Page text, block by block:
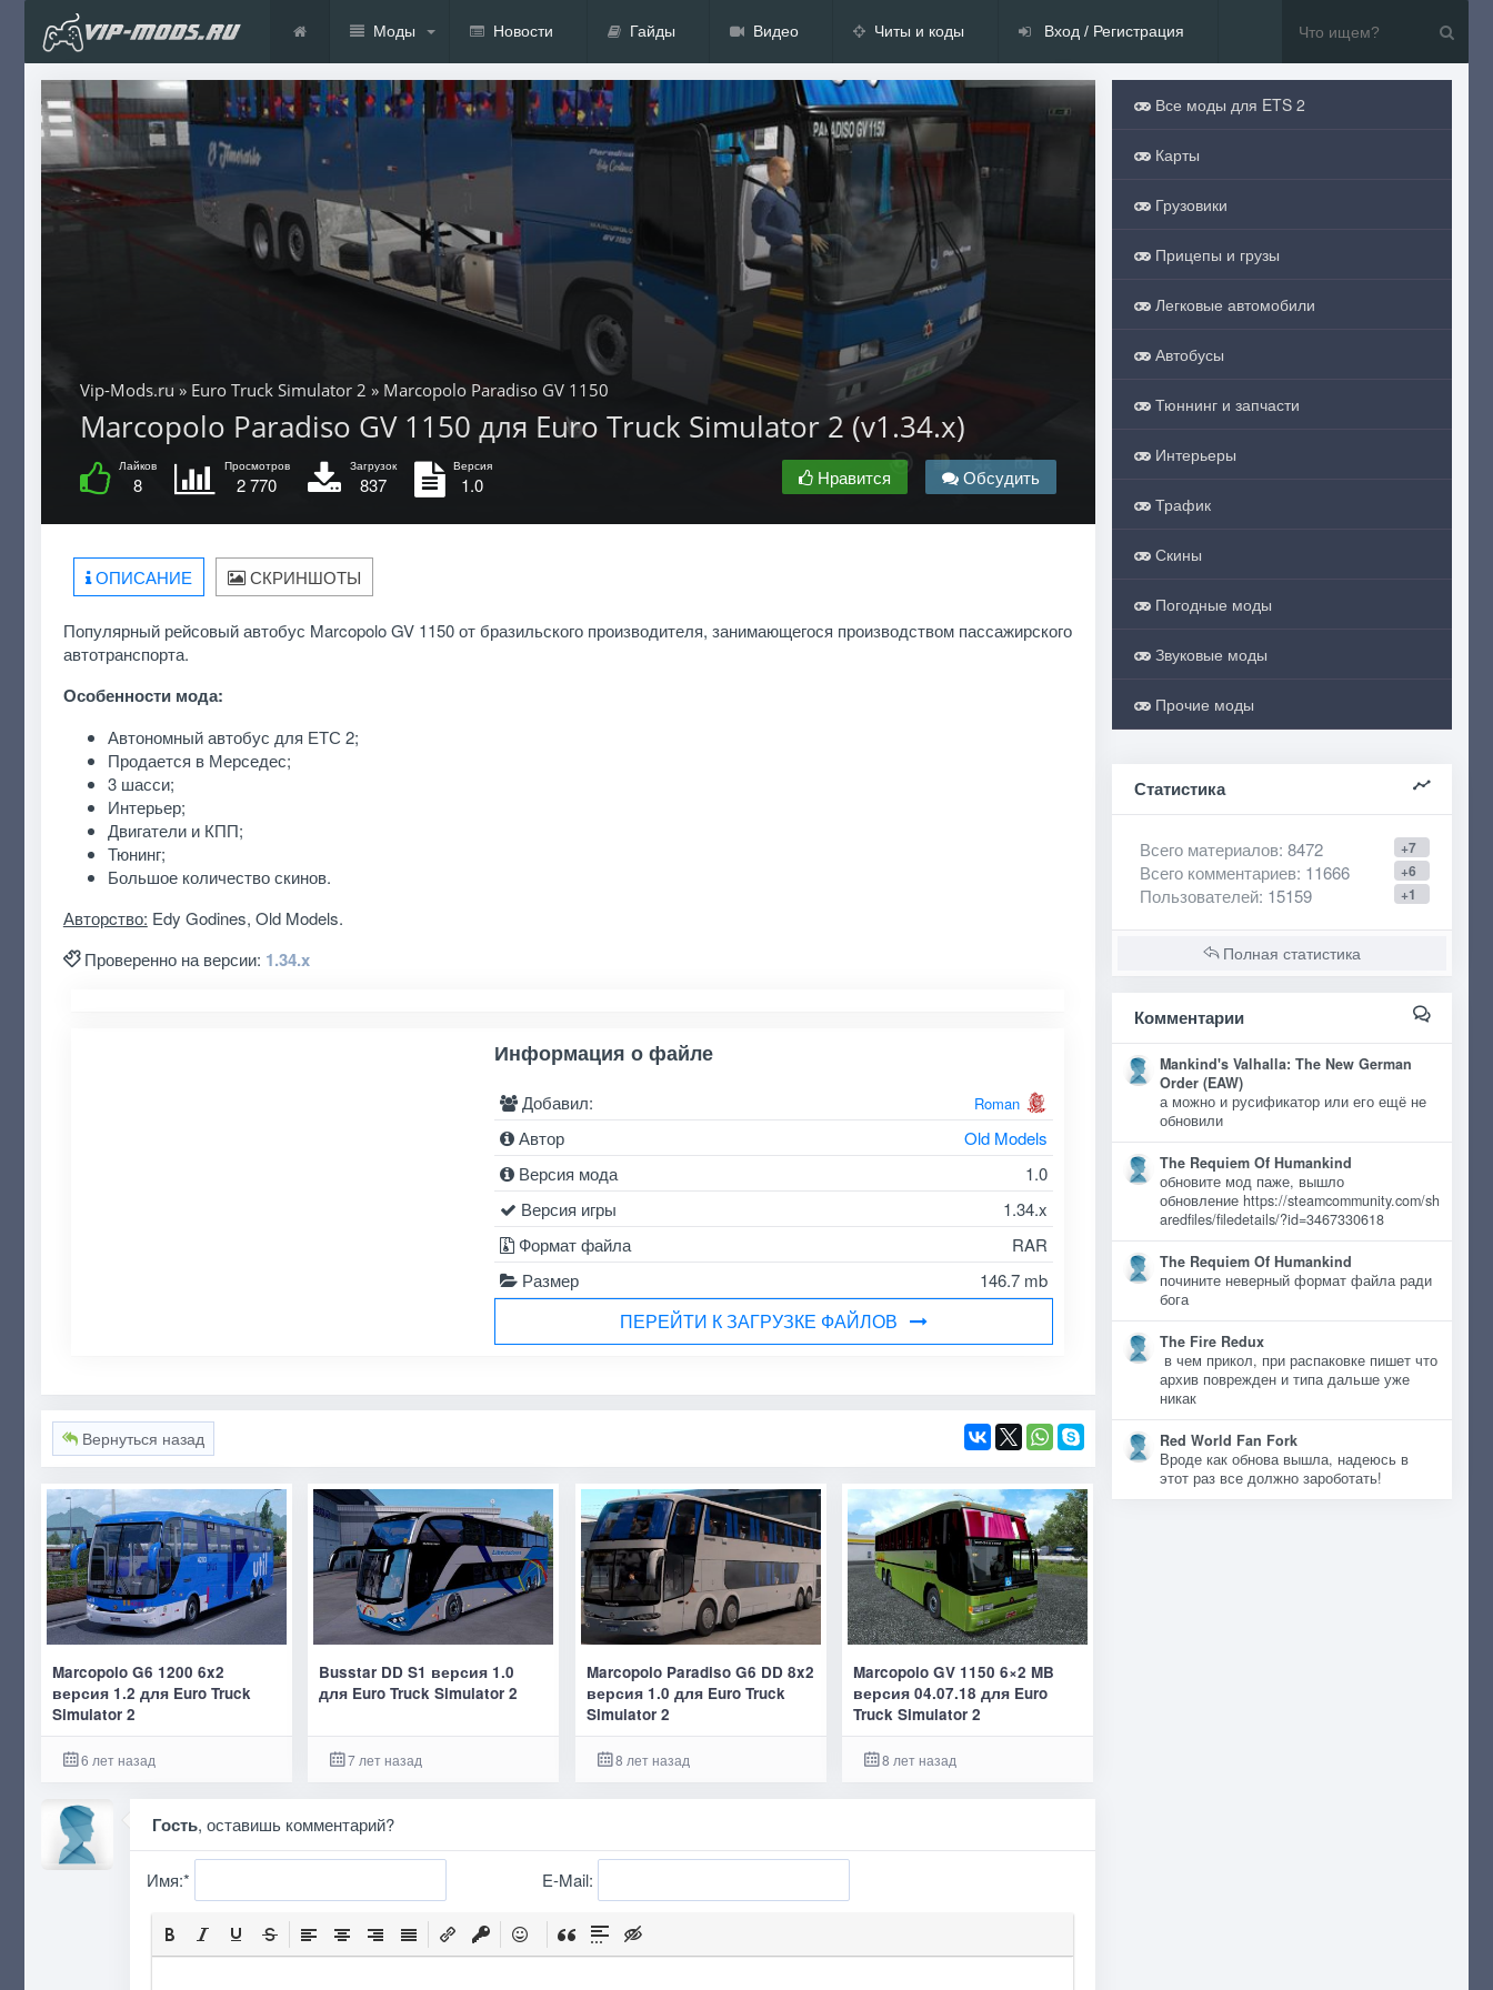
Моды Новости Гайды Видео Читы и коды Вход / Регистрация
Vip-Mods.ru » Euro Truck Simulator 2 » Marcopolo Paradiso GV 1150
Marcopolo Paradiso GV 1150 для Euro Truck Simulator 2 (v1.34.x)
Лайков
8
Просмотров
2 770
Загрузок
837
Версия
1.0 Нравится Обсудить
ОПИСАНИЕ СКРИНШОТЫ
Популярный рейсовый автобус Marcopolo GV 1150 от бразильского производителя, занимающегося производством пассажирского
автотранспорта.
Особенности мода:
Автономный автобус для ЕТС 2;
Продается в Мерседес;
3 шасси;
Интерьер;
Двигатели и КПП;
Тюнинг;
Большое количество скинов.
Авторcтво: Edy Godines, Old Models.
Проверенно на версии: 1.34.x
Информация о файле
Добавил: Roman
Автор
Old Models
Версия мода
1.0
Версия игры
1.34.x
Формат файла
RAR
Размер
146.7 mb
ПЕРЕЙТИ К ЗАГРУЗКЕ ФАЙЛОВ
Вернуться назад
Marcopolo G6 1200 6x2
версия 1.2 для Euro Truck
Simulator 2
6 лет назад
Busstar DD S1 версия 1.0
для Euro Truck Simulator 2
7 лет назад
Marcopolo Paradiso G6 DD 8x2
версия 1.0 для Euro Truck
Simulator 2
8 лет назад
Marcopolo GV 1150 6×2 MB
версия 04.07.18 для Euro
Truck Simulator 2
8 лет назад
Гость, оставишь комментарий?
Имя:* E-Mail:
Все моды для ETS 2
Карты
Грузовики
Прицепы и грузы
Легковые автомобили
Автобусы
Тюннинг и запчасти
Интерьеры
Трафик
Скины
Погодные моды
Звуковые моды
Прочие моды
Статистика
+7
Всего материалов: 8472
+6
Всего комментариев: 11666
+1
Пользователей: 15159
Полная статистика
Комментарии
Mankind's Valhalla: The New German
Order (EAW)
а можно и русификатор или его ещё не
обновили
The Requiem Of Humankind
обновите мод паже, вышло
обновление https://steamcommunity.com/sh
aredfiles/filedetails/?id=3467330618
The Requiem Of Humankind
почините неверный формат файла ради
бога
The Fire Redux
в чем прикол, при распаковке пишет что
архив поврежден и типа дальше уже
никак
Red World Fan Fork
Вроде как обнова вышла, надеюсь в
этот раз все должно зароботать!